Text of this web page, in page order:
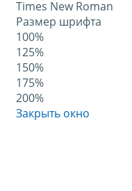
Times New Roman
Размер шрифта
100%
125%
150%
175%
200%
Закрыть окно